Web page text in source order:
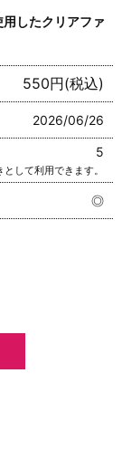
したクリアファ
550円(税込)
2026/06/26
5
して利用できます。
◎